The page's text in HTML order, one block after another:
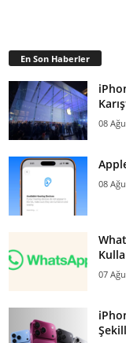
En Son Haberler
08
08
07